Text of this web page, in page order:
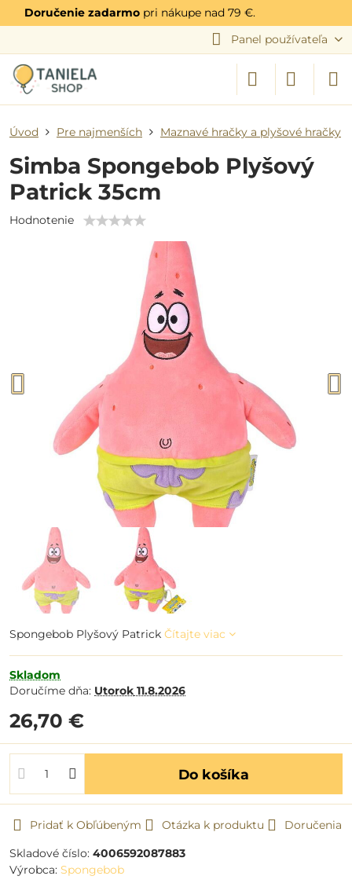
Doručenie zadarmo pri nákupe nad 79 €.
Panel používateľa
Úvod Pre najmenších Maznavé hračky a plyšové hračky
Simba Spongebob Plyšový
Patrick 35cm
Hodnotenie
Spongebob Plyšový Patrick Čítajte viac
Skladom
Doručíme dňa: Utorok 11.8.2026
26,70 €
Do košíka
Pridať k Obľúbeným Otázka k produktu
Doručenia
Skladové číslo: 4006592087883
Výrobca: Spongebob